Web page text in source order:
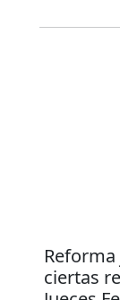
ciertas